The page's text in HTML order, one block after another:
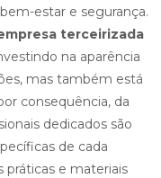
estar e segurança.
terceirizada
na aparência
mas também está
consequência, da
dedicados são
de cada
práticas e materiais